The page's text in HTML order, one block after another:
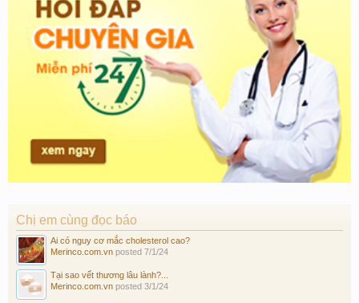
Chị em cùng đọc báo
Ai có nguy cơ mắc cholesterol cao?
Merinco.com.vn posted 7/1/24
Tại sao vết thương lâu lành?...
Merinco.com.vn posted 3/1/24